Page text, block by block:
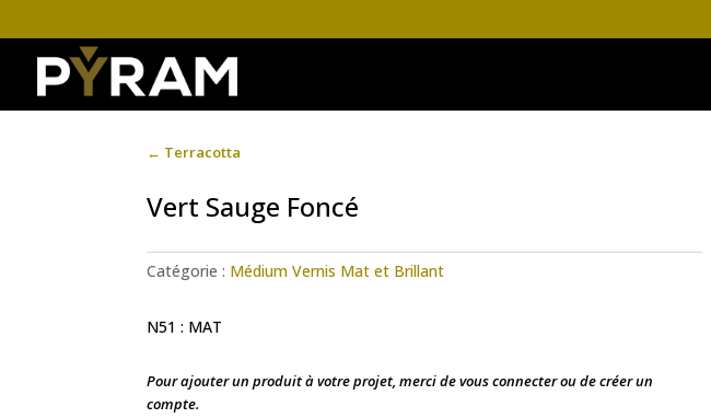
← Terracotta
Vert Sauge Foncé
Catégorie : Médium Vernis Mat et Brillant
N51 : MAT
Pour ajouter un produit à votre projet, merci de vous connecter ou de créer un
compte.